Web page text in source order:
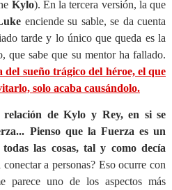
Kylo). En la tercera versión, la que
enciende su sable, se da cuenta
tarde y lo único que queda es la
que sabe que su mentor ha fallado.
del sueño trágico del héroe, el que
solo acaba causándolo.
de Kylo y Rey, en si se
Pienso que la Fuerza es un
las cosas, tal y como decía
a personas? Eso ocurre con
parece uno de los aspectos más